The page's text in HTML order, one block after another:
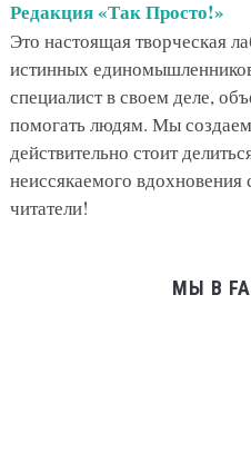
Редакция «Так Просто!»
Это настоящая творческая
истинных
специалист в своем деле,
помогать людям. Мы
действительно стоит
неиссякаемого
читатели!
МЫ В